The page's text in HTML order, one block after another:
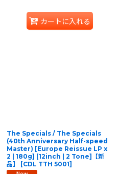
カートに入れる
The Specials / The Specials
(40th Anniversary Half-speed
Master) [Europe Reissue LP x
2 | 180g] [12inch | 2 Tone]【新
品】
[CDL TTH 5001]